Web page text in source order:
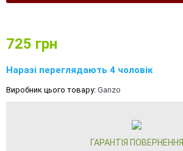
725 грн
Наразі переглядають 4 чоловік
Виробник цього товару: Ganzo
ГАРАНТІЯ ПОВЕРНЕННЯ